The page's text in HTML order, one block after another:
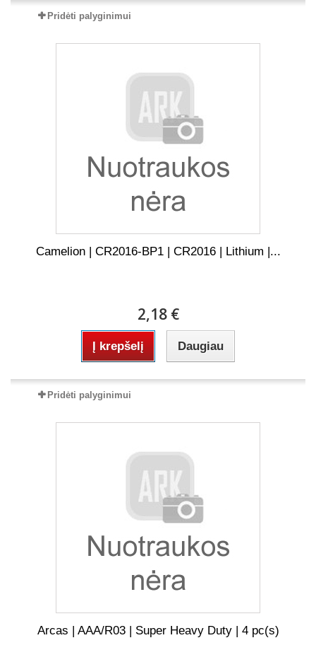
Pridėti palyginimui
Camelion | CR2016-BP1 | CR2016 | Lithium |...
2,18 €
Į krepšelį Daugiau
Pridėti palyginimui
Arcas | AAA/R03 | Super Heavy Duty | 4 pc(s)